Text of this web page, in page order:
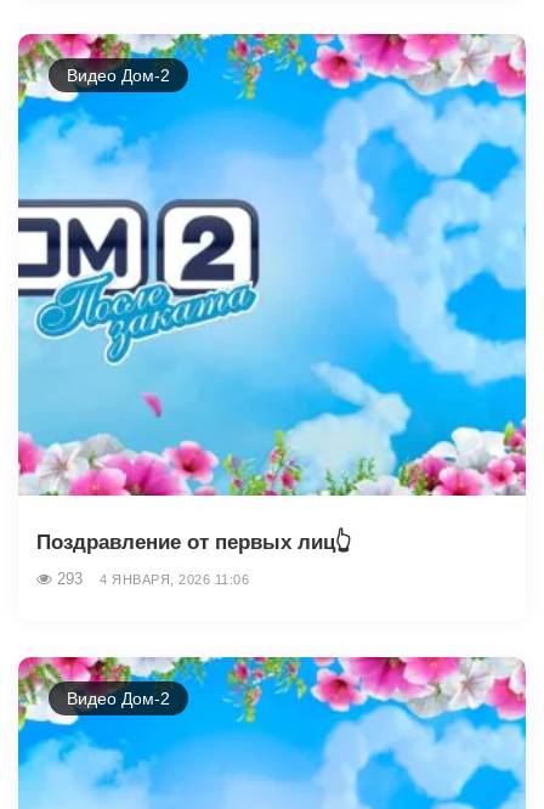
Видео Дом-2
Поздравление от первых лиц👆
293 4 ЯНВАРЯ, 2026 11:06
Видео Дом-2